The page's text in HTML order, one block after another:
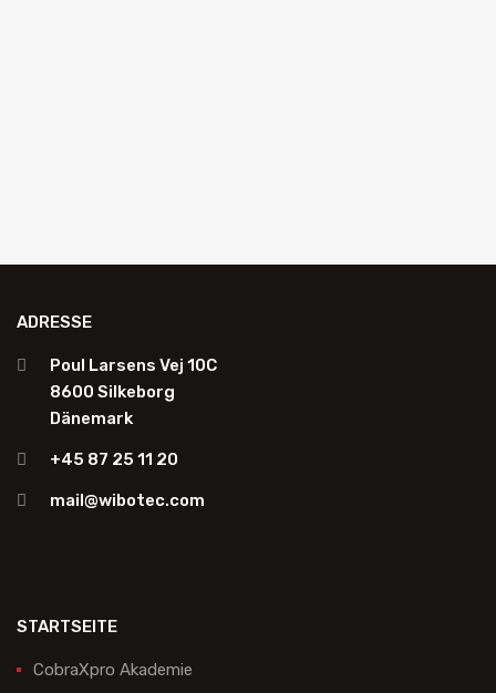
ADRESSE
Poul Larsens Vej 10C
8600 Silkeborg
Dänemark
+45 87 25 11 20
mail@wibotec.com
STARTSEITE
CobraXpro Akademie